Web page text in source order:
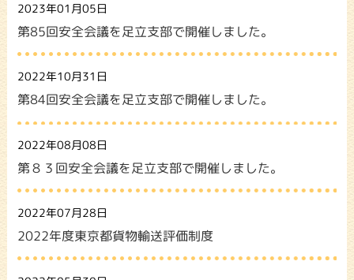
2023年01月05日
第85回安全会議を足立支部で開催しました。
2022年10月31日
第84回安全会議を足立支部で開催しました。
2022年08月08日
第８３回安全会議を足立支部で開催しました。
2022年07月28日
2022年度東京都貨物輸送評価制度